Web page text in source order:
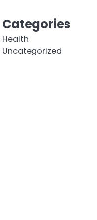
Categories
Health
Uncategorized